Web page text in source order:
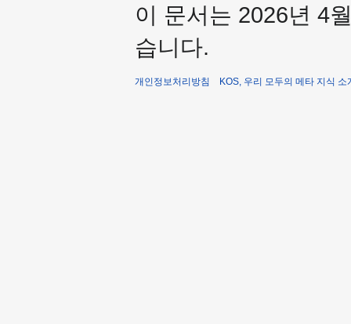
이 문서는 2026년 4
습니다.
개인정보처리방침 KOS, 우리 모두의 메타 지식 소